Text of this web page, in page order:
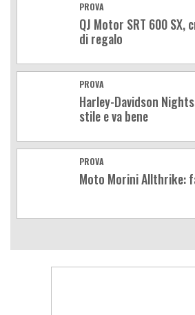
PROVA
QJ Motor SRT 600 SX,
di regalo
PROVA
Harley-Davidson
stile e va bene
PROVA
Moto Morini Allthrike: